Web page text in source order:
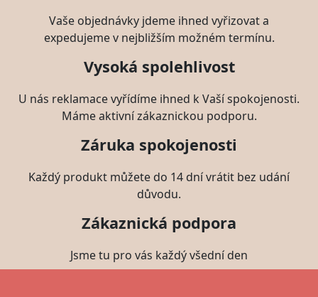
Vaše objednávky jdeme ihned vyřizovat a
expedujeme v nejbližším možném termínu.
Vysoká spolehlivost
U nás reklamace vyřídíme ihned k Vaší spokojenosti.
Máme aktivní zákaznickou podporu.
Záruka spokojenosti
Každý produkt můžete do 14 dní vrátit bez udání
důvodu.
Zákaznická podpora
Jsme tu pro vás každý všední den